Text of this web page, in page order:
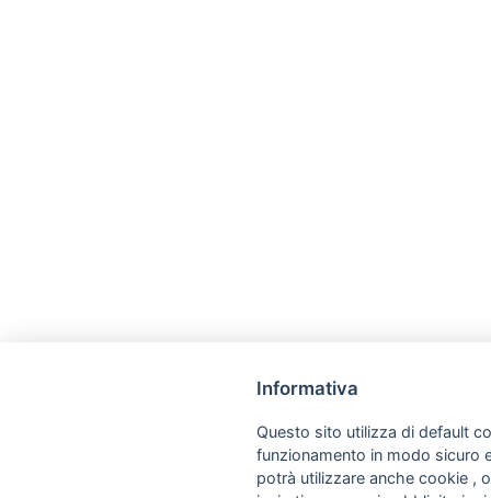
Informativa
Questo sito utilizza di default
funzionamento in modo sicuro
potrà utilizzare anche cookie ,